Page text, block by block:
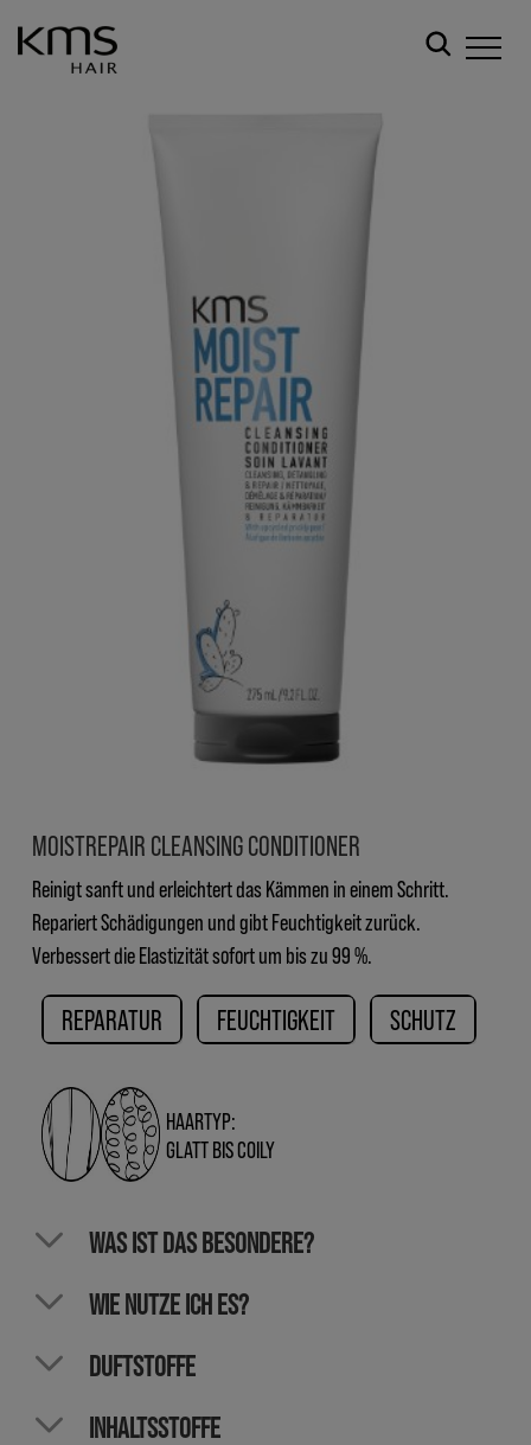
MOISTREPAIR CLEANSING CONDITIONER
Reinigt sanft und erleichtert das Kämmen in einem Schritt.
Repariert Schädigungen und gibt Feuchtigkeit zurück.
Verbessert die Elastizität sofort um bis zu 99 %.
REPARATUR FEUCHTIGKEIT SCHUTZ
HAARTYP:
GLATT BIS COILY
WAS IST DAS BESONDERE?
WIE NUTZE ICH ES?
DUFTSTOFFE
INHALTSSTOFFE